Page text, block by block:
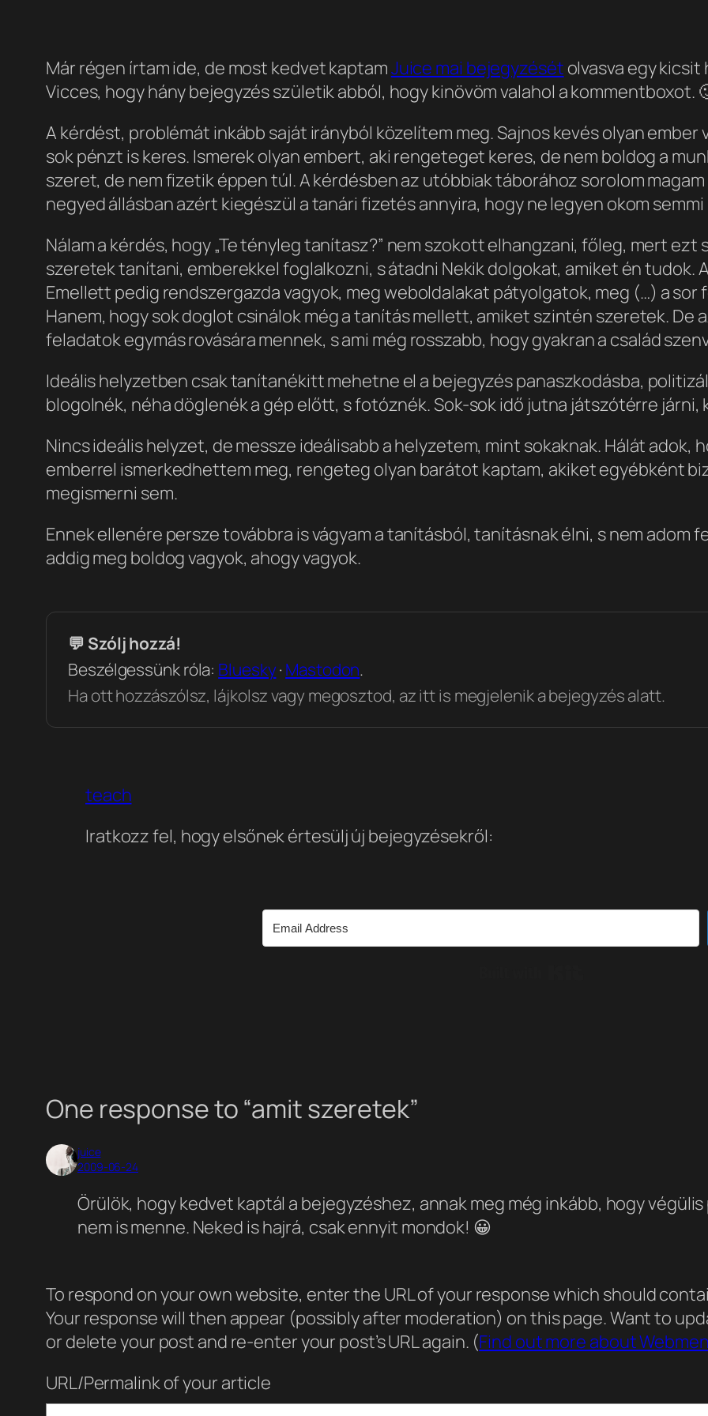
Már régen írtam ide, de most kedvet kaptamJuice mai bejegyzését olvasva egy
Vicces, hogy hány bejegyzés születik abból, hogy kinövöm valahol a kommentboxot.
A kérdést, problémát inkább saját irányból közelítem meg. Sajnos kevés olyan ember
sok pénzt is keres. Ismerek olyan embert, aki rengeteget keres, de nem boldog a
szeret, de nem fizetik éppen túl. A kérdésben az utóbbiak táborához sorolom
negyed állásban azért kiegészül a tanári fizetés annyira, hogy ne legyen okom
Nálam a kérdés, hogy „Te tényleg tanítasz?” nem szokott elhangzani, főleg, mert
szeretek tanítani, emberekkel foglalkozni, s átadni Nekik dolgokat, amiket én tudok.
Emellett pedig rendszergazda vagyok, meg weboldalakat pátyolgatok, meg (…) a
Hanem, hogy sok doglot csinálok még a tanítás mellett, amiket szintén szeretek. De
feladatok egymás rovására mennek, s ami még rosszabb, hogy gyakran a család
Ideális helyzetben csak tanítanékitt mehetne el a bejegyzés panaszkodásba,
blogolnék, néha döglenék a gép előtt, s fotóznék. Sok-sok idő jutna játszótérre
Nincs ideális helyzet, de messze ideálisabb a helyzetem, mint sokaknak. Hálát adok,
emberrel ismerkedhettem meg, rengeteg olyan barátot kaptam, akiket egyébként
megismerni sem.
Ennek ellenére persze továbbra is vágyam a tanításból, tanításnak élni, s nem adom
addig meg boldog vagyok, ahogy vagyok.
💬 Szólj hozzá!
Beszélgessünk róla: Bluesky·Mastodon.
Ha ott hozzászólsz, lájkolsz vagy megosztod, az itt is megjelenik a bejegyzés alatt.
teach
Iratkozz fel, hogy elsőnek értesülj új bejegyzésekről:
One response to “amit szeretek”
juice
2009-06-24
Örülök, hogy kedvet kaptál a bejegyzéshez, annak meg még inkább, hogy
nem is menne. Neked is hajrá, csak ennyit mondok! 😀
To respond on your own website, enter the URL of your response which should
Your response will then appear (possibly after moderation) on this page. Want to
or delete your post and re-enter your post’s URL again. (Find out more about
URL/Permalink of your article